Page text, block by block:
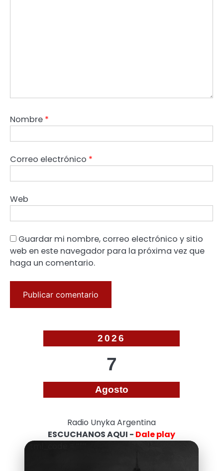
Nombre *
Correo electrónico *
Web
Guardar mi nombre, correo electrónico y sitio
web en este navegador para la próxima vez que
haga un comentario.
2026
7
Agosto
Radio Unyka Argentina
ESCUCHANOS AQUI - Dale play